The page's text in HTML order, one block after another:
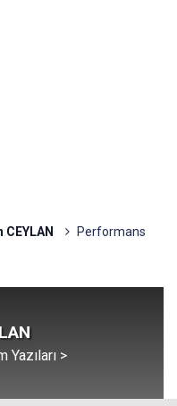
CEYLAN
Performans
Yazıları >